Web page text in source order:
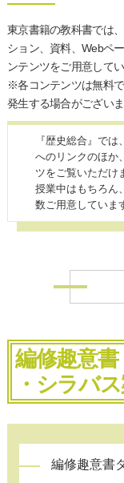
東京書籍の教科書では
ション、資料、Webペ
ンテンツをご用意してい
※各コンテンツは無料
発生する場合がございま
『歴史総合』で
へのリンクのほか
ツをご覧いただけ
授業中はもちろん
数ご用意していま
編修趣意
・シラバ
編修趣意書